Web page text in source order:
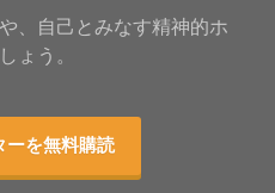
、自己とみなす精神的ホ
ょう。
ーを無料購読